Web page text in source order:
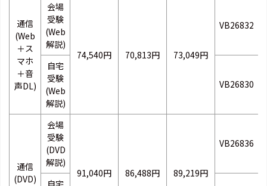
通信
(Web
＋ス
マホ
＋音
声DL)
会場
受験
(Web
解説)
74,540円
70,813円 73,049円
VB26832
自宅
受験
(Web
解説)
VB26830
通信
(DVD)
会場
受験
(DVD
解説)
91,040円
86,488円 89,219円
VB26836
自宅